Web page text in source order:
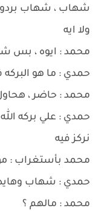
شهاب ، شهاب
ولا ايه
محمد : ايوه ، بس
حمدي : ما هو البركه
محمد : حاضر ،
حمدي : علي بركه
نركز فيه
محمد بأستغراب :
حمدي : شهاب
محمد : مالهم ؟